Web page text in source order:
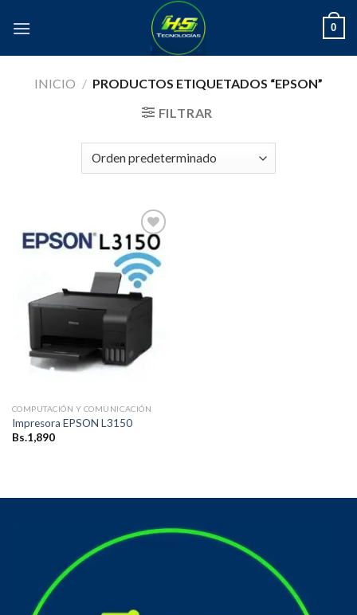
0
INICIO / PRODUCTOS ETIQUETADOS “EPSON”
FILTRAR
Añadir
a la
lista de
deseos
COMPUTACIÓN Y COMUNICACIÓN
Impresora EPSON L3150
Bs.1,890